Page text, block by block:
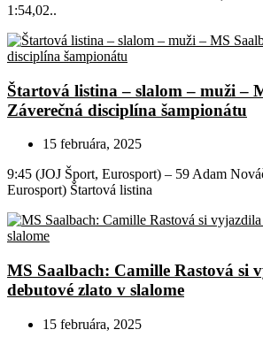
1:54,02..
Štartová listina – slalom – muži –
Záverečná disciplína šampionátu
15 februára, 2025
9:45 (JOJ Šport, Eurosport) – 59 Adam
Eurosport) Štartová listina
MS Saalbach: Camille Rastová si
debutové zlato v slalome
15 februára, 2025